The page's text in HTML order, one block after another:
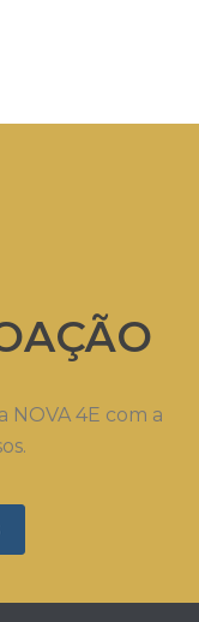
NOVA 4E com a